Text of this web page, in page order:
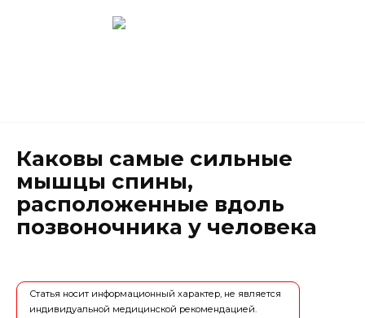
Каковы самые сильные
мышцы спины,
расположенные вдоль
позвоночника у человека
Статья носит информационный характер, не является
индивидуальной медицинской рекомендацией.